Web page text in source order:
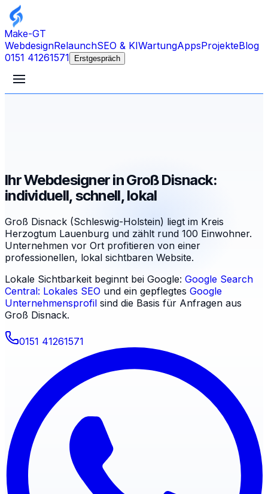
Make-GT
WebdesignRelaunchSEO & KIWartungAppsProjekteBlog
0151 41261571
Erstgespräch
Ihr Webdesigner in Groß Disnack:
individuell, schnell, lokal
Groß Disnack (Schleswig-Holstein) liegt im Kreis
Herzogtum Lauenburg und zählt rund 100 Einwohner.
Unternehmen vor Ort profitieren von einer
professionellen, lokal sichtbaren Website.
Lokale Sichtbarkeit beginnt bei Google: Google Search
Central: Lokales SEO und ein gepflegtes Google
Unternehmensprofil sind die Basis für Anfragen aus
Groß Disnack.
0151 41261571